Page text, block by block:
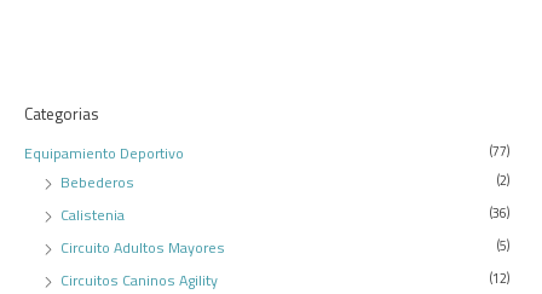
Categorias
Equipamiento Deportivo (77)
Bebederos (2)
Calistenia (36)
Circuito Adultos Mayores (5)
Circuitos Caninos Agility (12)